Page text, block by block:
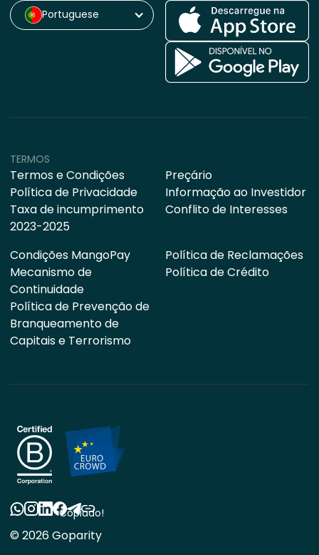
Portuguese
TERMOS
Termos e Condições
Política de Privacidade
Taxa de incumprimento
2023-2025
Preçário
Informação ao Investidor
Conflito de Interesses
Condições MangoPay
Mecanismo de
Continuidade
Política de Prevenção de
Branqueamento de
Capitais e Terrorismo
Política de Reclamações
Política de Crédito
© 2026 Goparity
Copiado!